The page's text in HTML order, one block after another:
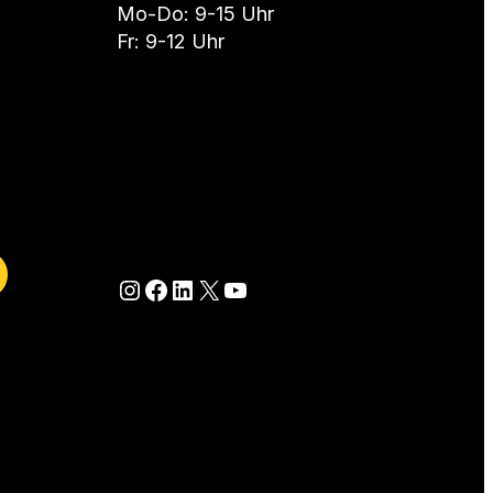
Mo-Do: 9-15 Uhr
Fr: 9-12 Uhr
Besuche eFriends auf InstagramBesuche eFriends auf Facebook Besuche eFriends auf LinkedIn Besuche eFriends auf X (Twitter) Besuche eFriends auf YouTube